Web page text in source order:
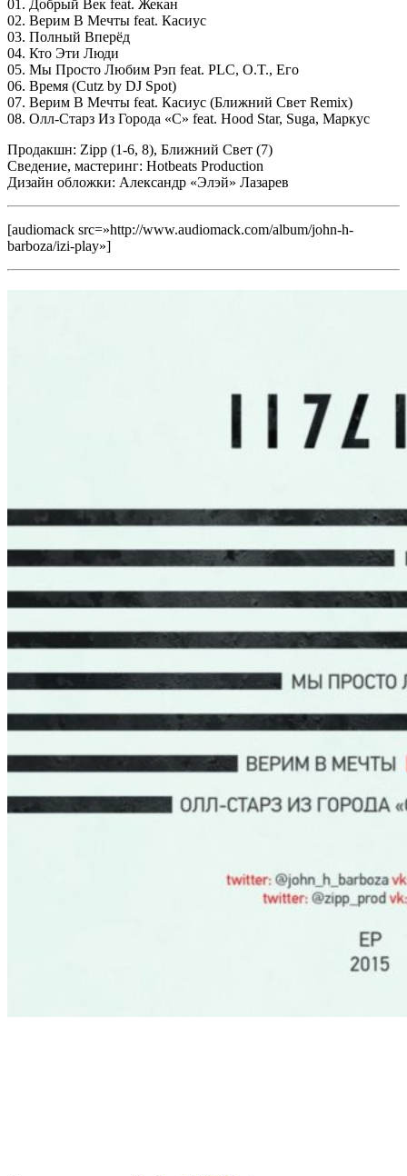
01. Добрый Век feat. Жекан
02. Верим В Мечты feat. Касиус
03. Полный Вперёд
04. Кто Эти Люди
05. Мы Просто Любим Рэп feat. PLC, O.T., Его
06. Время (Cutz by DJ Spot)
07. Верим В Мечты feat. Касиус (Ближний Свет Remix)
08. Олл-Старз Из Города «С» feat. Hood Star, Suga, Маркус
Продакшн: Zipp (1-6, 8), Ближний Свет (7)
Сведение, мастеринг: Hotbeats Production
Дизайн обложки: Александр «Элэй» Лазарев
[audiomack src=»http://www.audiomack.com/album/john-h-
barboza/izi-play»]